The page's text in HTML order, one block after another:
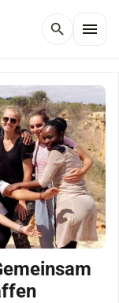
search menu